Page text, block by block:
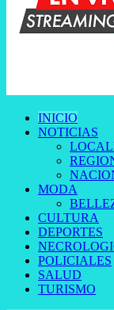
INICIO
NOTICIAS
MODA
CULTURA
DEPORTES
POLICIALES
SALUD
TURISMO